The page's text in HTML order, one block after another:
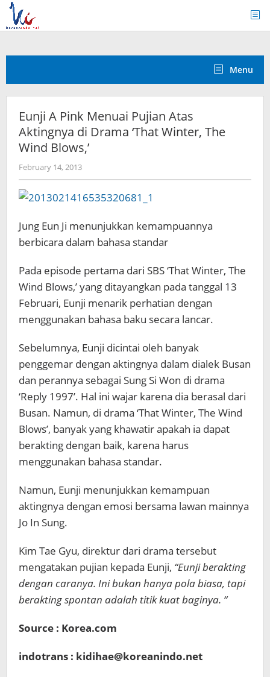
Skip
content
Menu
Eunji A Pink Menuai Pujian Atas
Aktingnya di Drama ‘That Winter, The
Wind Blows,’
February 14, 2013by
Koreanindo
Jung Eun Ji menunjukkan kemampuannya
berbicara dalam bahasa standar
Pada episode pertama dari SBS ‘That Winter, The
Wind Blows,’ yang ditayangkan pada tanggal 13
Februari, Eunji menarik perhatian dengan
menggunakan bahasa baku secara lancar.
Sebelumnya, Eunji dicintai oleh banyak
penggemar dengan aktingnya dalam dialek Busan
dan perannya sebagai Sung Si Won di drama
‘Reply 1997’. Hal ini wajar karena dia berasal dari
Busan. Namun, di drama ‘That Winter, The Wind
Blows’, banyak yang khawatir apakah ia dapat
berakting dengan baik, karena harus
menggunakan bahasa standar.
Namun, Eunji menunjukkan kemampuan
aktingnya dengan emosi bersama lawan mainnya
Jo In Sung.
Kim Tae Gyu, direktur dari drama tersebut
mengatakan pujian kepada Eunji, “Eunji berakting
dengan caranya. Ini bukan hanya pola biasa, tapi
berakting spontan adalah titik kuat baginya. “
Source : Korea.com
indotrans : kidihae@koreanindo.net